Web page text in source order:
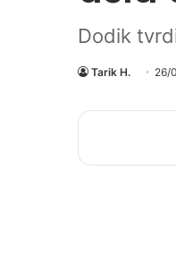
Dodik
Tarik H. 26/